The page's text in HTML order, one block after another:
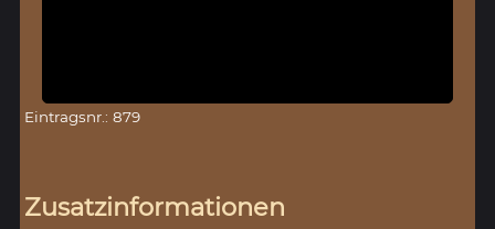
Eintragsnr.: 879
Zusatzinformationen